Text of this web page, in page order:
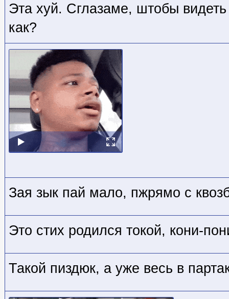
Эта хуй. Сглазаме, штобы
как?
Зая зык пай мало, пжрямо с
Это стих родился токой, кони-
Такой пиздюк, а уже весь в